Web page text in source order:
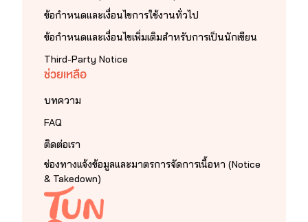
ข้อกำหนดและเงื่อนไขการใช้งานทั่วไป
ข้อกำหนดและเงื่อนไขเพิ่มเติมสำหรับการเป็นนักเขียน
Third-Party Notice
ช่วยเหลือ
บทความ
FAQ
ติดต่อเรา
ช่องทางแจ้งข้อมูลและมาตรการจัดการเนื้อหา (Notice
& Takedown)